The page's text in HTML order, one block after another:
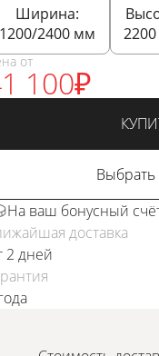
Ширина:
1200/2400 мм
2200
от
100₽
Выбрать
На ваш бонусный
доставка
2 дней